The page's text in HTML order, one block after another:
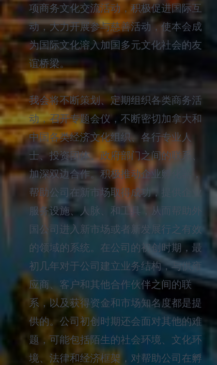
项商务文化交流活动，积极促进国际互
动，大力开展参与慈善活动，使本会成
为国际文化溶入加国多元文化社会的友
谊桥梁。
我会将不断策划、定期组织各类商务活
动，召开专题会仪，不断密切加拿大和
中国各类经济文化组织、各行专业人
士、投资团体、政府部门之间的联系、
加深双边合作。积极推动企业孵化器，
帮助公司在新市场取得成功，提供企业
服务设施、人脉、和工具，从而帮助外
国公司进入新市场或者新发展行之有效
的领域的系统。在公司的初创时期，最
初几年对于公司建立业务结构，与供雍
应商、客户和其他合作伙伴之间的联
系，以及获得资金和市场知名度都是提
供的。公司初创时期还会面对其他的难
题，可能包括陌生的社会环境、文化环
境、法律和经济框架，对帮助公司在孵